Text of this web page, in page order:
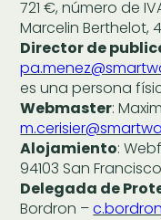
721 €, número de
Marcelin Berthelot,
Director de
es una persona
Webmaster:
Alojamiento:
94103 San
Delegada de
Bordron –